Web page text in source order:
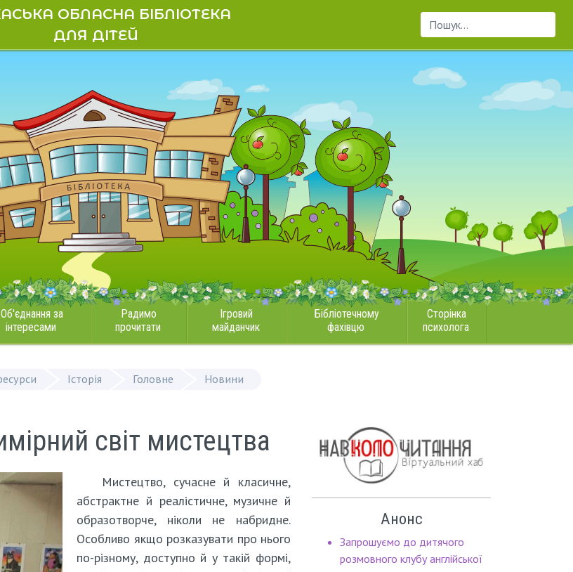
ОБЛАСНА БІБЛІОТЕКА
ДЛЯ ДІТЕЙ
Пошук...
Об'єднання за
інтересами
Радимо
прочитати
Ігровий
майданчик
Бібліотечному
фахівцю
Сторінка
психолога
Історія Головне Новини
світ мистецтва
Мистецтво, сучасне й класичне,
абстрактне й реалістичне, музичне й
образотворче, ніколи не набридне.
Особливо якщо розказувати про нього
по-різному, доступно й у такій формі,
Анонс
Запрошуємо до дитячого
розмовного клубу англійської